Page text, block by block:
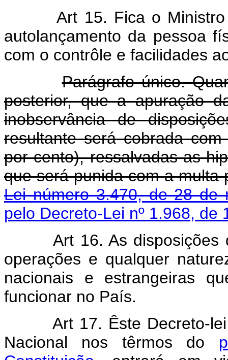
Art 15. Fica o Ministro
autolançamento da pessoa
com o contrôle e facilidades
Parágrafo único.
posterior, que a apuração
inobservância de
resultante será cobrada
por cento), ressalvadas as
que será punida com a multa
Lei número 3.470, de 28 de
pelo Decreto-Lei nº 1.968, de
Art 16. As disposições
operações e qualquer
nacionais e estrangeiras
funcionar no País.
Art 17. Êste Decreto-lei,
Nacional nos têrmos do